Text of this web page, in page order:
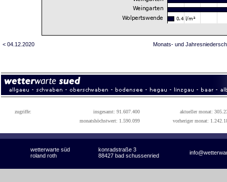
< 04.12.2020 Monats- und
zugriffe: insgesamt: 91.607.400
aktueller monat:
monatshöchstwert: 1.590.099
vorheriger monat:
wetterwarte süd konradstraße 3
roland roth 88427 bad schussenried